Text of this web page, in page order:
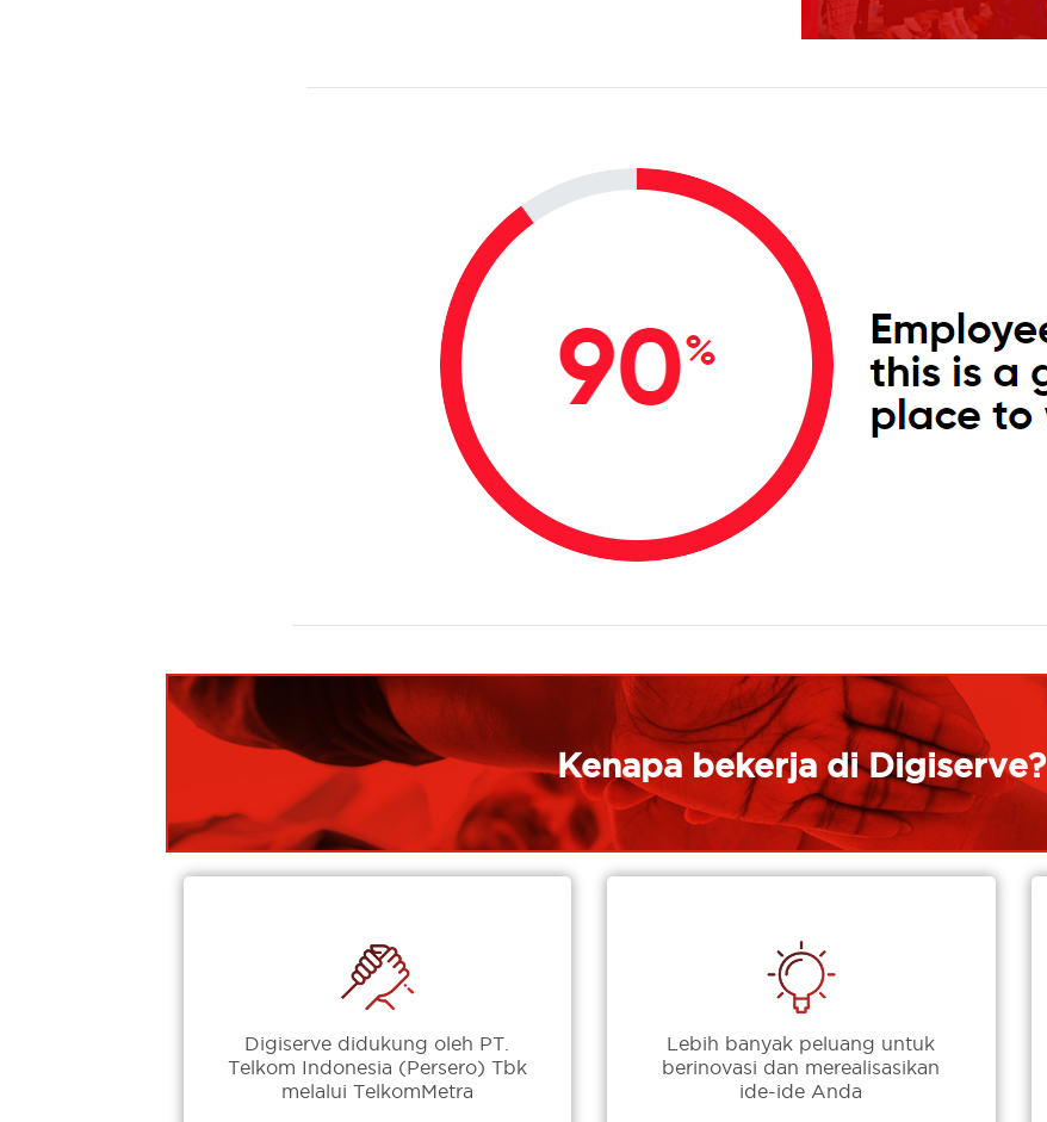
Kenapa bekerja di Digiserve?
Digiserve didukung oleh PT.
Telkom Indonesia (Persero) Tbk
melalui TelkomMetra
Lebih banyak peluang untuk
berinovasi dan merealisasikan
ide-ide Anda